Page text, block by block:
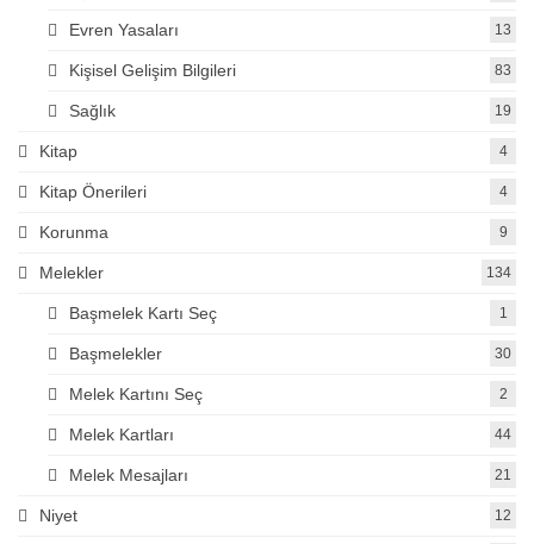
Evren Yasaları 13
Kişisel Gelişim Bilgileri 83
Sağlık 19
Kitap 4
Kitap Önerileri 4
Korunma 9
Melekler 134
Başmelek Kartı Seç 1
Başmelekler 30
Melek Kartını Seç 2
Melek Kartları 44
Melek Mesajları 21
Niyet 12